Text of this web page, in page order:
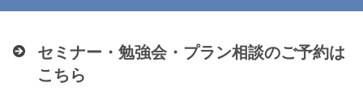
セミナー・勉強会・プラン相談のご予約は
こちら